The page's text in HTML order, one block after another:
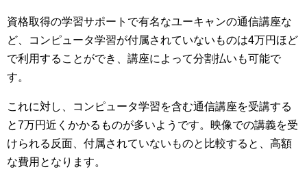
資格取得の学習サポートで有名なユーキャンの通信講座な
ど、コンピュータ学習が付属されていないものは4万円ほど
で利用することができ、講座によって分割払いも可能で
す。
これに対し、コンピュータ学習を含む通信講座を受講する
と7万円近くかかるものが多いようです。映像での講義を受
けられる反面、付属されていないものと比較すると、高額
な費用となります。